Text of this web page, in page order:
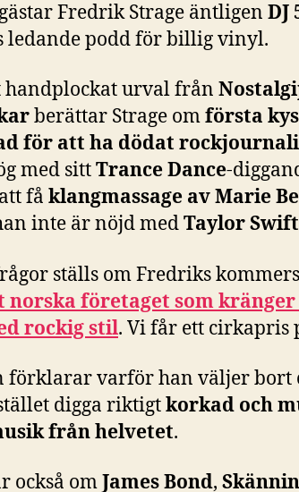
Fredrik Strage äntligen DJ
ledande podd för billig vinyl.
handplockat urval från
berättar Strage omförsta
för att ha dödat
med sittTrance Dance-
få klangmassage av Marie
inte är nöjd medTaylor Swift
ställs om Fredriks
norska företaget som
rockig stil. Vi får ett cirkapris
förklarar varför han väljer bort
digga riktigtkorkad och
från helvetet.
också omJames Bond,